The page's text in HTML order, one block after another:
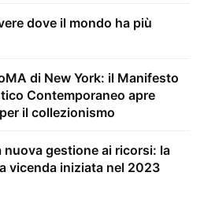
dove il mondo ha più
di New York: il Manifesto
Contemporaneo apre
il collezionismo
nuova gestione ai ricorsi: la
vicenda iniziata nel 2023